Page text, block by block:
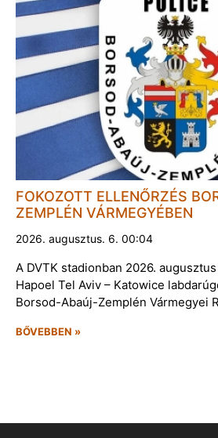
FOKOZOTT ELLENŐRZÉS
ZEMPLÉN VÁRMEGYÉBEN
2026. augusztus. 6. 00:04
A DVTK stadionban 2026.
Hapoel Tel Aviv – Katowice
Borsod-Abaúj-Zemplén Vármegyei
BŐVEBBEN »